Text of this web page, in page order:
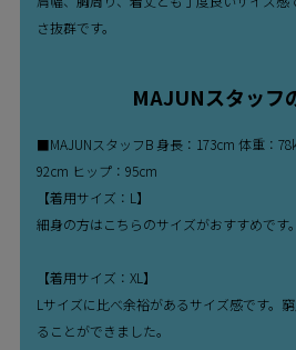
さ抜群です。
MAJUNスタッフ
■MAJUNスタッフB 身長：173cm 体重：
92cm ヒップ：95cm
【着用サイズ：L】
細身の方はこちらのサイズがおすすめです。
【着用サイズ：XL】
Lサイズに比べ余裕があるサイズ感です。
ることができました。